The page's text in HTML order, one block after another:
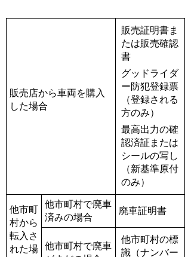
販売店から車両を購入
した場合
販売証明書ま
たは販売確認
書
グッドライダ
ー防犯登録票
（登録される
方のみ）
最高出力の確
認済証または
シールの写し
（新基準原付
のみ）
他市町
村から
転入さ
れた場
他市町村で廃車
済みの場合
廃車証明書
他市町村で廃車
他市町村の標
識（ナンバー